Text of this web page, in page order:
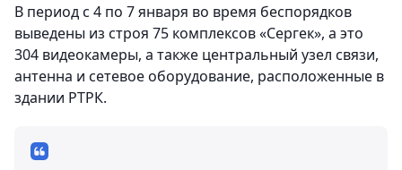
В период с 4 по 7 января во время беспорядков
выведены из строя 75 комплексов «Сергек», а это
304 видеокамеры, а также центральный узел связи,
антенна и сетевое оборудование, расположенные в
здании РТРК.